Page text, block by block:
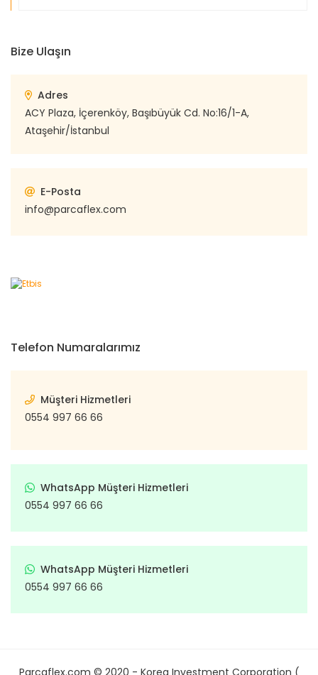
Bize Ulaşın
Adres
ACY Plaza, İçerenköy, Başıbüyük Cd. No:16/1-A,
Ataşehir/İstanbul
E-Posta
info@parcaflex.com
Telefon Numaralarımız
Müşteri Hizmetleri
0554 997 66 66
WhatsApp Müşteri Hizmetleri
0554 997 66 66
WhatsApp Müşteri Hizmetleri
0554 997 66 66
Parcaflex.com © 2020 - Korea Investment Corporation (